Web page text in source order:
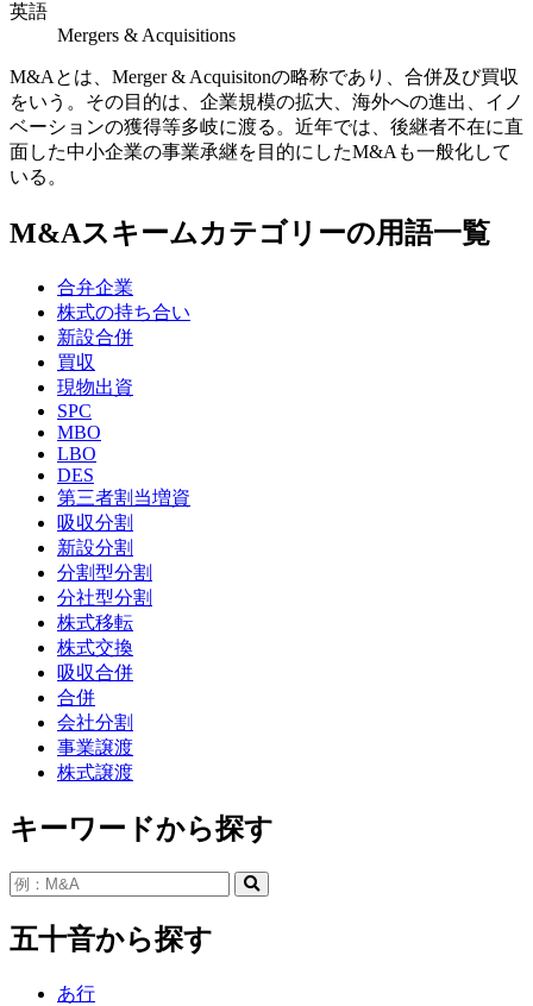
英語
Mergers & Acquisitions
M&Aとは、Merger & Acquisitonの略称であり、合併及び買収
をいう。その目的は、企業規模の拡大、海外への進出、イノ
ベーションの獲得等多岐に渡る。近年では、後継者不在に直
面した中小企業の事業承継を目的にしたM&Aも一般化して
いる。
M&Aスキームカテゴリーの用語一覧
合弁企業
株式の持ち合い
新設合併
買収
現物出資
SPC
MBO
LBO
DES
第三者割当増資
吸収分割
新設分割
分割型分割
分社型分割
株式移転
株式交換
吸収合併
合併
会社分割
事業譲渡
株式譲渡
キーワードから探す
五十音から探す
あ行